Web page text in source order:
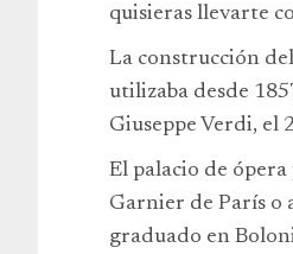
quisieras llevarte
La construcción
utilizaba desde
Giuseppe Verdi, el
El palacio de
Garnier de París o
graduado en